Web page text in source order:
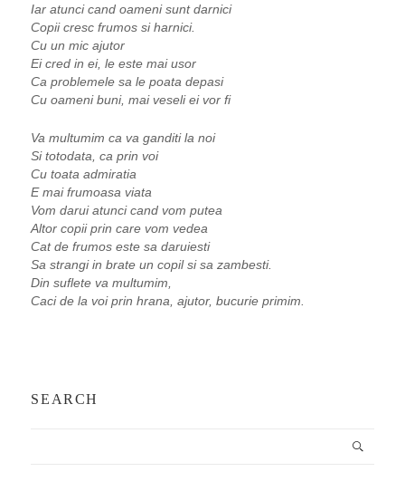
Iar atunci cand oameni sunt darnici
Copii cresc frumos si harnici.
Cu un mic ajutor
Ei cred in ei, le este mai usor
Ca problemele sa le poata depasi
Cu oameni buni, mai veseli ei vor fi
Va multumim ca va ganditi la noi
Si totodata, ca prin voi
Cu toata admiratia
E mai frumoasa viata
Vom darui atunci cand vom putea
Altor copii prin care vom vedea
Cat de frumos este sa daruiesti
Sa strangi in brate un copil si sa zambesti.
Din suflete va multumim,
Caci de la voi prin hrana, ajutor, bucurie primim.
SEARCH